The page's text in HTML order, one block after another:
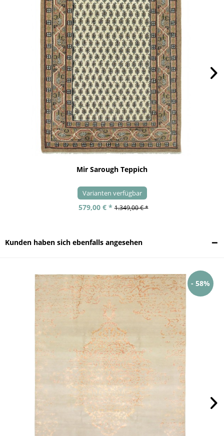
Mir Sarough Teppich
Varianten verfügbar
579,00 € * 1.349,00 € *
Kunden haben sich ebenfalls angesehen
- 58%